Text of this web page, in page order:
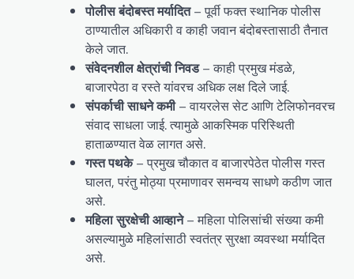
पोलीस बंदोबस्त मर्यादित– पूर्वी फक्त स्थानिक पोलीस
ठाण्यातील अधिकारी व काही जवान बंदोबस्तासाठी तैनात
केले जात.
संवेदनशील क्षेत्रांची निवड– काही प्रमुख मंडळे,
बाजारपेठा व रस्ते यांवरच अधिक लक्ष दिले जाई.
संपर्काची साधने कमी– वायरलेस सेट आणि टेलिफोनवरच
संवाद साधला जाई. त्यामुळे आकस्मिक परिस्थिती
हाताळण्यात वेळ लागत असे.
गस्त पथके– प्रमुख चौकात व बाजारपेठेत पोलीस गस्त
घालत, परंतु मोठ्या प्रमाणावर समन्वय साधणे कठीण जात
असे.
महिला सुरक्षेची आव्हाने– महिला पोलिसांची संख्या कमी
असल्यामुळे महिलांसाठी स्वतंत्र सुरक्षा व्यवस्था मर्यादित
असे.